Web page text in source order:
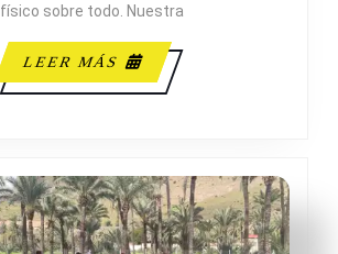
físico sobre todo. Nuestra
LEER MÁS
LEER
MÁS